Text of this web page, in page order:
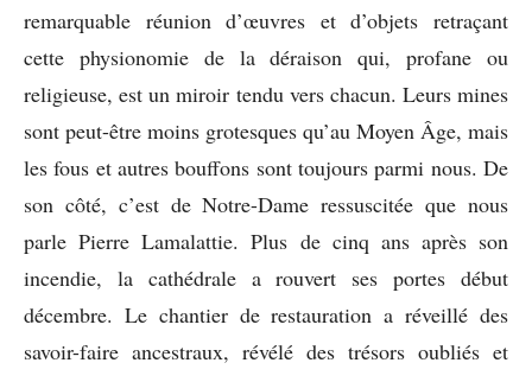
remarquable réunion d’œuvres et d’objets retraçant
cette physionomie de la déraison qui, profane ou
religieuse, est un miroir tendu vers chacun. Leurs mines
sont peut-être moins grotesques qu’au Moyen Âge, mais
les fous et autres bouffons sont toujours parmi nous. De
son côté, c’est de Notre-Dame ressuscitée que nous
parle Pierre Lamalattie. Plus de cinq ans après son
incendie, la cathédrale a rouvert ses portes début
décembre. Le chantier de restauration a réveillé des
savoir-faire ancestraux, révélé des trésors oubliés et